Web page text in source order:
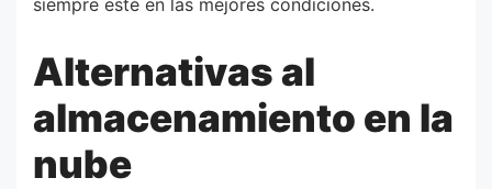
siempre esté en las mejores condiciones.
Alternativas al
almacenamiento en la
nube